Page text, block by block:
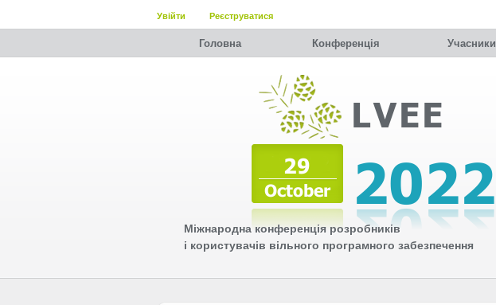
Увійти Реєструватися
Головна Конференція Учасники
Міжнародна конференція розробників
і користувачів вільного програмного забезпечення